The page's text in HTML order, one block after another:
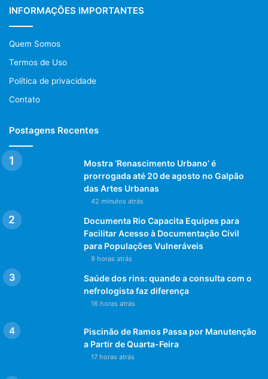
INFORMAÇÕES IMPORTANTES
Quem Somos
Termos de Uso
Política de privacidade
Contato
Postagens Recentes
Mostra ‘Renascimento Urbano’ é
prorrogada até 20 de agosto no Galpão
das Artes Urbanas
42 minutos atrás
Documenta Rio Capacita Equipes para
Facilitar Acesso à Documentação Civil
para Populações Vulneráveis
9 horas atrás
Saúde dos rins: quando a consulta com o
nefrologista faz diferença
16 horas atrás
Piscinão de Ramos Passa por Manutenção
a Partir de Quarta-Feira
17 horas atrás